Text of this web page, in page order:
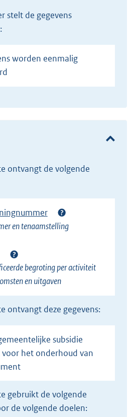
en tenaamstelling
begroting per activiteit
en uitgaven
ontvangt deze gegevens:
het onderhoud van
de volgende doelen: